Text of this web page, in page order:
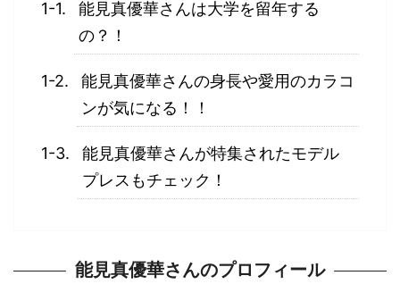
能見真優華さんは大学を留年する
の？！
能見真優華さんの身長や愛用のカラコ
ンが気になる！！
能見真優華さんが特集されたモデル
プレスもチェック！
能見真優華さんのプロフィール